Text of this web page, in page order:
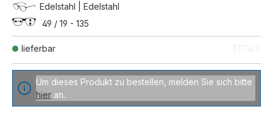
lieferbar
Edelstahl | Edelstahl
49 / 19 - 135
Um dieses Produkt zu bestellen, melden Sie sich bitte
hier an.